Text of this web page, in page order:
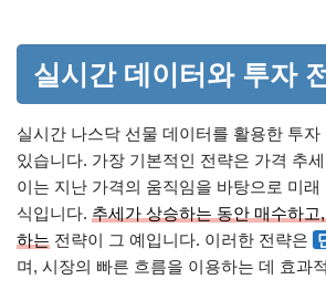
실시간 데이터와 투자
실시간 나스닥 선물 데이터를 활용한 투
있습니다. 가장 기본적인 전략은 가격 추
이는 지난 가격의 움직임을 바탕으로 미
식입니다. 추세가 상승하는 동안 매수하고
하는 전략이 그 예입니다. 이러한 전략은
며, 시장의 빠른 흐름을 이용하는 데 효과